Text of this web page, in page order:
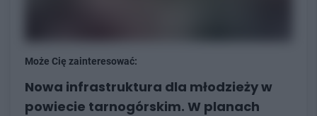
Może Cię zainteresować:
Nowa infrastruktura dla młodzieży w
powiecie tarnogórskim. W planach